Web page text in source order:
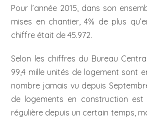
Pour l’année 2015, dans son
mises en chantier, 4% de plus
chiffre était de 45.972.
Selon les chiffres du Bureau
99,4 mille unités de logement sont
nombre jamais vu depuis
de logements en construction est
régulière depuis un certain temps,